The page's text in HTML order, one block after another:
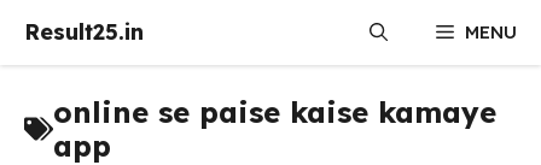
Result25.in MENU
online se paise kaise kamaye
app